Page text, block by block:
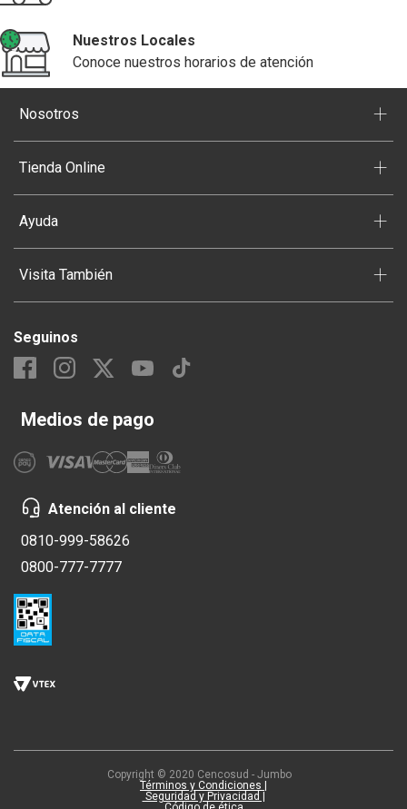
Nuestros Locales
Conoce nuestros horarios de atención
Nosotros +
Tienda Online +
Ayuda +
Visita También +
Seguinos
Medios de pago
Atención al cliente
0810-999-58626
0800-777-7777
Copyright © 2020 Cencosud - Jumbo
Términos y Condiciones |
Seguridad y Privacidad |